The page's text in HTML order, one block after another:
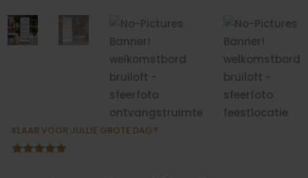
KLAAR VOOR JULLIE GROTE DAG?